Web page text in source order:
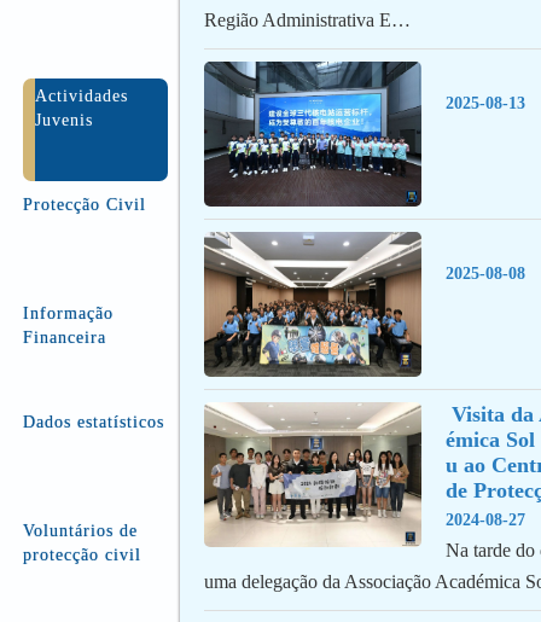
Actividades
Juvenis
Protecção Civil
Informação
Financeira
Dados estatísticos
Voluntários de
protecção civil
Região Administrativa E…
2025-08-13
2025-08-08
émica
u ao
de
2024-08-27
Na tarde do
uma delegação da Associação Académica